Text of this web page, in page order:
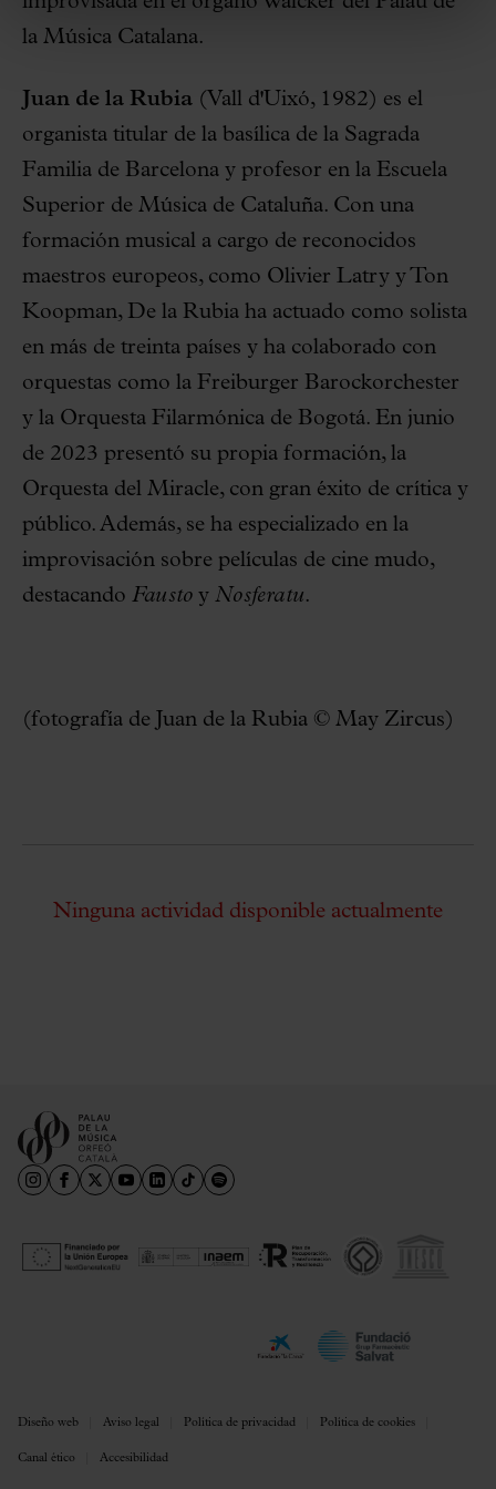
la Música Catalana.
Juan de la Rubia (Vall d'Uixó, 1982) es el
organista titular de la basílica de la Sagrada
Familia de Barcelona y profesor en la Escuela
Superior de Música de Cataluña. Con una
formación musical a cargo de reconocidos
maestros europeos, como Olivier Latry y Ton
Koopman, De la Rubia ha actuado como solista
en más de treinta países y ha colaborado con
orquestas como la Freiburger Barockorchester
y la Orquesta Filarmónica de Bogotá. En junio
de 2023 presentó su propia formación, la
Orquesta del Miracle, con gran éxito de crítica y
público. Además, se ha especializado en la
improvisación sobre películas de cine mudo,
destacando Fausto yNosferatu.
(fotografía de Juan de la Rubia © May Zircus)
Ninguna actividad disponible actualmente
Diseño web Aviso legal Política de privacidad Política de cookies
Canal ético Accesibilidad